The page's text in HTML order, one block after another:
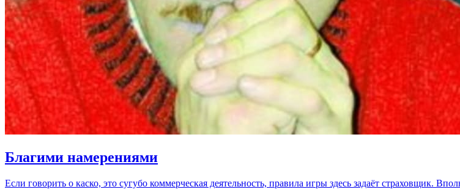
Благими намерениями
Если говорить о каско, это сугубо коммерческая деятельность, правила игры здесь задаёт страховщик.